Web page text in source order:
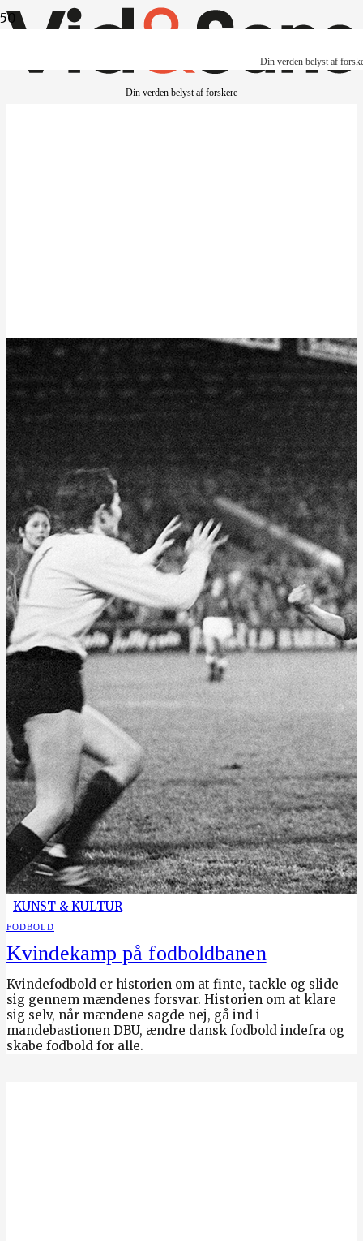
Din verden belyst af
Din verden belyst af forskere
KUNST & KULTUR
FODBOLD
Kvindekamp på fodboldbanen
Kvindefodbold er historien om at finte, tackle og slide
sig gennem mændenes forsvar. Historien om at klare
sig selv, når mændene sagde nej, gå ind i
mandebastionen DBU, ændre dansk fodbold indefra og
skabe fodbold for alle.